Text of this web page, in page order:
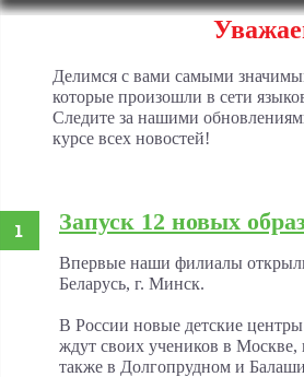
Делимся с вами самыми
которые произошли в сети
Следите за нашими
курсе всех новостей!
Запуск 12 новых
Впервые наши филиалы
Беларусь, г. Минск.
В России новые детские
ждут своих учеников в
также в Долгопрудном и